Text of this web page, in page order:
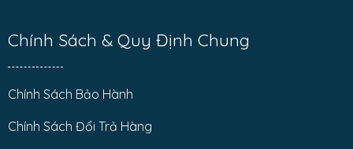
Chính Sách & Quy Định Chung
Chính Sách Bảo Hành
Chính Sách Đổi Trả Hàng